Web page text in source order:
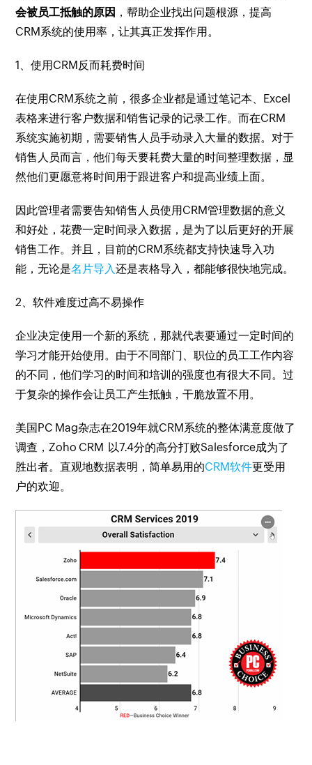
会被员工抵触的原因 ，帮助企业找出问题根源，提高
CRM系统的使用率，让其真正发挥作用。
1、使用CRM反而耗费时间
在使用CRM系统之前，很多企业都是通过笔记本、Excel
表格来进行客户数据和销售记录的记录工作。而在CRM
系统实施初期，需要销售人员手动录入大量的数据。对于
销售人员而言，他们每天要耗费大量的时间整理数据，显
然他们更愿意将时间用于跟进客户和提高业绩上面。
因此管理者需要告知销售人员使用CRM管理数据的意义
和好处，花费一定时间录入数据，是为了以后更好的开展
销售工作。并且，目前的CRM系统都支持快速导入功
能，无论是名片导入还是表格导入，都能够很快地完成。
2、软件难度过高不易操作
企业决定使用一个新的系统，那就代表要通过一定时间的
学习才能开始使用。由于不同部门、职位的员工工作内容
的不同，他们学习的时间和培训的强度也有很大不同。过
于复杂的操作会让员工产生抵触，干脆放置不用。
美国PC Mag杂志在2019年就CRM系统的整体满意度做了
调查，Zoho CRM 以7.4分的高分打败Salesforce成为了
胜出者。直观地数据表明，简单易用的CRM软件更受用
户的欢迎。